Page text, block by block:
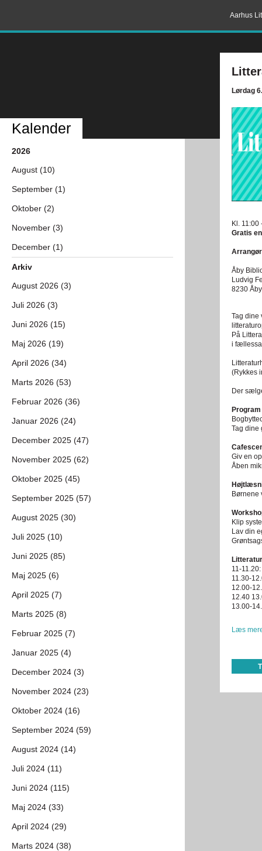
Aarhus
Lørdag
Kl. 11:00
Gratis
Åby
Ludvig
8230
Tag dine
På
i
(Rykkes
Der
Program
Tag dine
Giv en
Åben
Klip
Lav din
11-
11.30-
12.00-
12.40
13.00-
Læs
Kalender
2026
August (10)
September (1)
Oktober (2)
November (3)
December (1)
Arkiv
August 2026 (3)
Juli 2026 (3)
Juni 2026 (15)
Maj 2026 (19)
April 2026 (34)
Marts 2026 (53)
Februar 2026 (36)
Januar 2026 (24)
December 2025 (47)
November 2025 (62)
Oktober 2025 (45)
September 2025 (57)
August 2025 (30)
Juli 2025 (10)
Juni 2025 (85)
Maj 2025 (6)
April 2025 (7)
Marts 2025 (8)
Februar 2025 (7)
Januar 2025 (4)
December 2024 (3)
November 2024 (23)
Oktober 2024 (16)
September 2024 (59)
August 2024 (14)
Juli 2024 (11)
Juni 2024 (115)
Maj 2024 (33)
April 2024 (29)
Marts 2024 (38)